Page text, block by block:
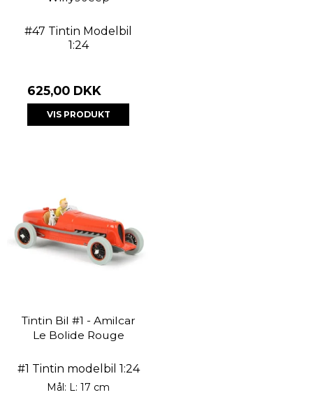
#47 Tintin Modelbil
1:24
625,00 DKK
VIS PRODUKT
Tintin Bil #1 - Amilcar
Le Bolide Rouge
#1 Tintin modelbil 1:24
Mål: L: 17 cm